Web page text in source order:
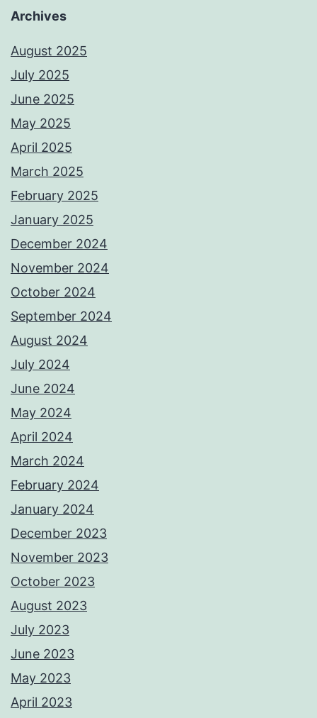
Archives
August 2025
July 2025
June 2025
May 2025
April 2025
March 2025
February 2025
January 2025
December 2024
November 2024
October 2024
September 2024
August 2024
July 2024
June 2024
May 2024
April 2024
March 2024
February 2024
January 2024
December 2023
November 2023
October 2023
August 2023
July 2023
June 2023
May 2023
April 2023